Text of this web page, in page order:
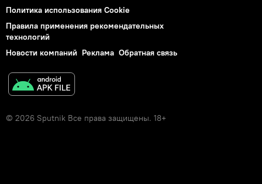
Политика использования Cookie
Правила применения рекомендательных
технологий
Новости компаний Реклама Обратная связь
© 2026 Sputnik Все права защищены. 18+